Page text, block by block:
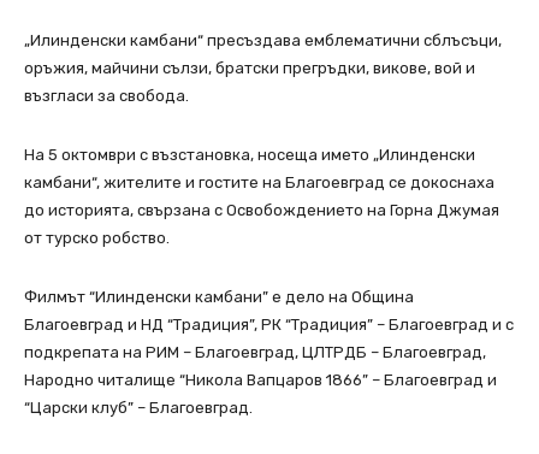
„Илинденски камбани“ пресъздава емблематични сблъсъци,
оръжия, майчини сълзи, братски прегръдки, викове, вой и
възгласи за свобода.
На 5 октомври с възстановка, носеща името „Илинденски
камбани“, жителите и гостите на Благоевград се докоснаха
до историята, свързана с Освобождението на Горна Джумая
от турско робство.
Филмът “Илинденски камбани” е дело на Община
Благоевград и НД “Традиция”, РК “Традиция” – Благоевград и с
подкрепата на РИМ – Благоевград, ЦЛТРДБ – Благоевград,
Народно читалище “Никола Вапцаров 1866” – Благоевград и
“Царски клуб” – Благоевград.